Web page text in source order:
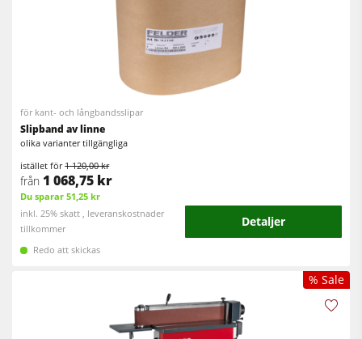
för kant- och långbandsslipar
Slipband av linne
olika varianter tillgängliga
istället för1 120,00 kr
från 1 068,75 kr
Du sparar 51,25 kr
inkl. 25% skatt , leveranskostnader
tillkommer
Detaljer
Redo att skickas
% Sale